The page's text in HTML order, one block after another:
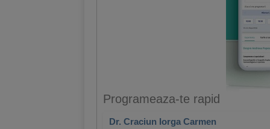
Programeaza-te rapid
Dr. Craciun Iorga Carmen